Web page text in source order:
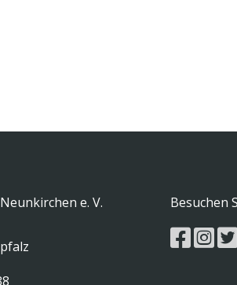
e. V.
Besuchen